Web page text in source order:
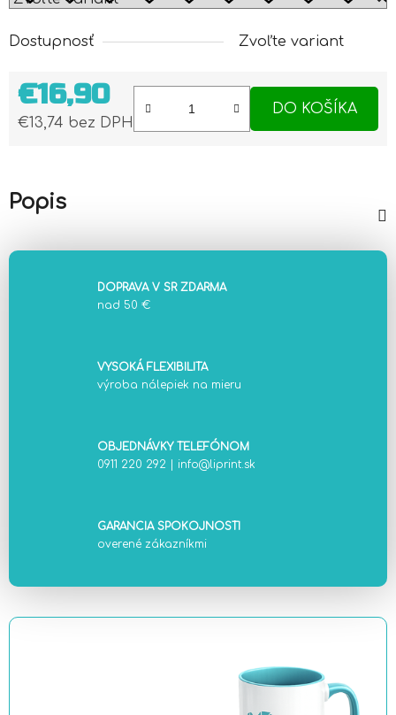
Dostupnosť Zvoľte variant
€16,90
€13,74 bez DPH
DO KOŠÍKA
Popis
DOPRAVA V SR ZDARMA
nad 50 €
VYSOKÁ FLEXIBILITA
výroba nálepiek na mieru
OBJEDNÁVKY TELEFÓNOM
0911 220 292
info@liprint.sk
GARANCIA SPOKOJNOSTI
overené zákazníkmi